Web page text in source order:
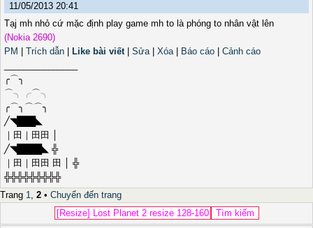
11/05/2013 20:41
Tạj mh nhỏ cứ mặc định play game mh to là phóng to nhân vật lên
(Nokia 2690)
PM
Trích dẫn Like bài viết| Sửa| Xóa| Báo cáo
Cảnh cáo
╭⌒╮
⌒╮╭⌒╮
╭⌒╮⌒⌒╮
╱◥███◣
｜田｜田田 │
╱◥████◣ ╬
｜田｜田田 田 │ ╬
╬╬╬╬╬╬╬╬╬
Trang 1, 2 • Chuyển đến trang